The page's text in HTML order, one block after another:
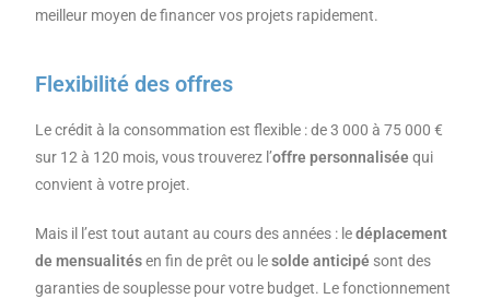
meilleur moyen de financer vos projets rapidement.
Flexibilité des offres
Le crédit à la consommation est flexible : de 3 000 à 75 000 €
sur 12 à 120 mois, vous trouverez l’offre personnalisée qui
convient à votre projet.
Mais il l’est tout autant au cours des années : ledéplacement
de mensualitésen fin de prêt ou lesolde anticipé sont des
garanties de souplesse pour votre budget. Le fonctionnement